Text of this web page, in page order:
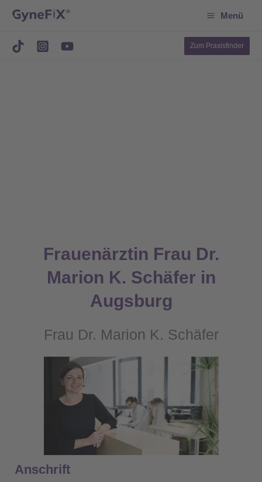
springen
Menü
Zum Praxisfinder
Frauenärztin Frau Dr.
Marion K. Schäfer in
Augsburg
Frau Dr. Marion K. Schäfer
Anschrift